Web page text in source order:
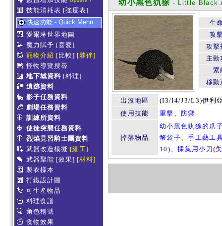
技能消耗表 [強度表]
快速功能 - Quick Menu
愛爾琳世界地圖
魔力賦予 [喜愛]
寵物介紹 [比較] [夥伴]
怪物導覽搜尋
地下城資料 [料理]
遺跡資料
影子任務資料
劇場任務資料
訓練所資料
使徒突襲任務資料
烈焰見習騎士團資料
武器改造模擬 [細工]
武器聚能 [效果] [材料]
製衣樣本
打鐵設計圖
可生產物品
料理食譜
角色稱號
食物效果
幼小黑色犰狳 - Little Black
生
攻
攻擊
主動
索
移動
出沒地區
(I3/I4/J3/L3)伊利
使用技能
重擊 、 防禦
掉落物品
幼小黑色犰狳的爪
幣袋子、手工藝工
10)、採集用小刀(